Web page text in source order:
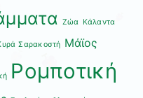
Ζώα Κάλαντα
Σαρακοστή Μάϊος
Ρομποτική